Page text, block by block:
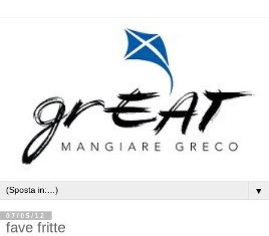
▼
07/05/12
fave fritte